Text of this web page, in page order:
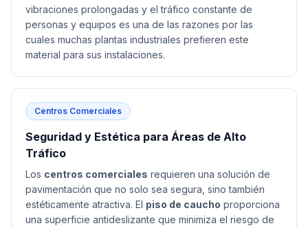
vibraciones prolongadas y el tráfico constante de
personas y equipos es una de las razones por las
cuales muchas plantas industriales prefieren este
material para sus instalaciones.
Centros Comerciales
Seguridad y Estética para Áreas de Alto
Tráfico
Los centros comerciales requieren una solución de
pavimentación que no solo sea segura, sino también
estéticamente atractiva. El piso de caucho proporciona
una superficie antideslizante que minimiza el riesgo de